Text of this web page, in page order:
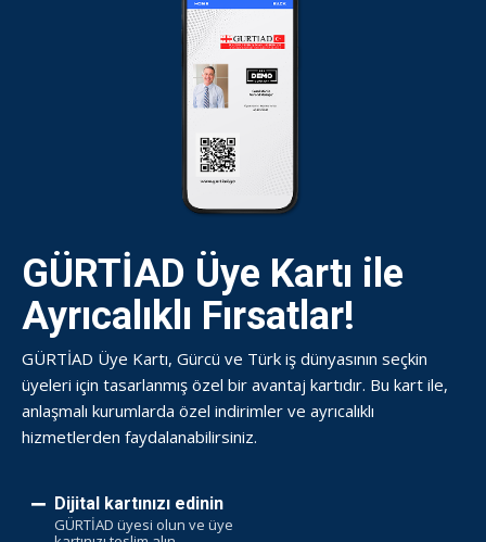
GÜRTİAD Üye Kartı ile
Ayrıcalıklı Fırsatlar!
GÜRTİAD Üye Kartı, Gürcü ve Türk iş dünyasının seçkin
üyeleri için tasarlanmış özel bir avantaj kartıdır. Bu kart ile,
anlaşmalı kurumlarda özel indirimler ve ayrıcalıklı
hizmetlerden faydalanabilirsiniz.
Dijital kartınızı edinin
GÜRTİAD üyesi olun ve üye